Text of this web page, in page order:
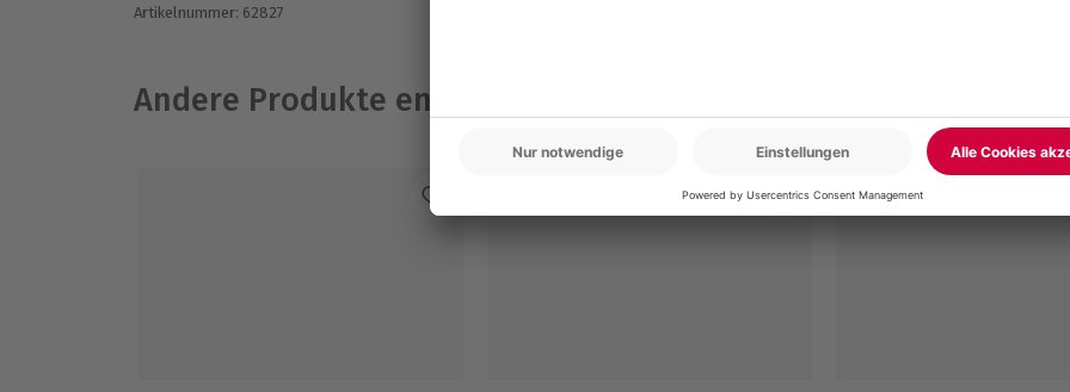
Artikelnummer: 62827
Andere Produkte entdecken
-15% CLUB DEAL